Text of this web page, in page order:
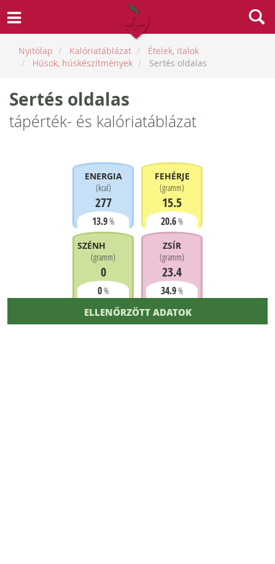
Nyitólap Kalóriatáblázat
Ételek, italok
Húsok, húskészítmények
Sertés oldalas
Sertés oldalas
tápérték- és kalóriatáblázat
ENERGIA
(kcal)
277
13.9%
FEHÉRJE
(gramm)
15.5
20.6%
SZÉNHIDRÁT
(gramm)
0
0%
ZSÍR
(gramm)
23.4
34.9%
ELLENŐRZÖTT ADATOK